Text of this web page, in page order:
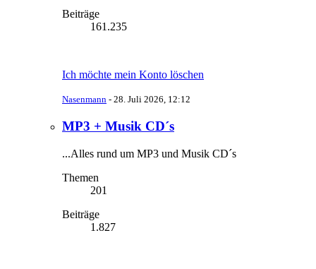
Beiträge
161.235
Ich möchte mein Konto löschen
Nasenmann - 28. Juli 2026, 12:12
MP3 + Musik CD´s
...Alles rund um MP3 und Musik CD´s
Themen
201
Beiträge
1.827